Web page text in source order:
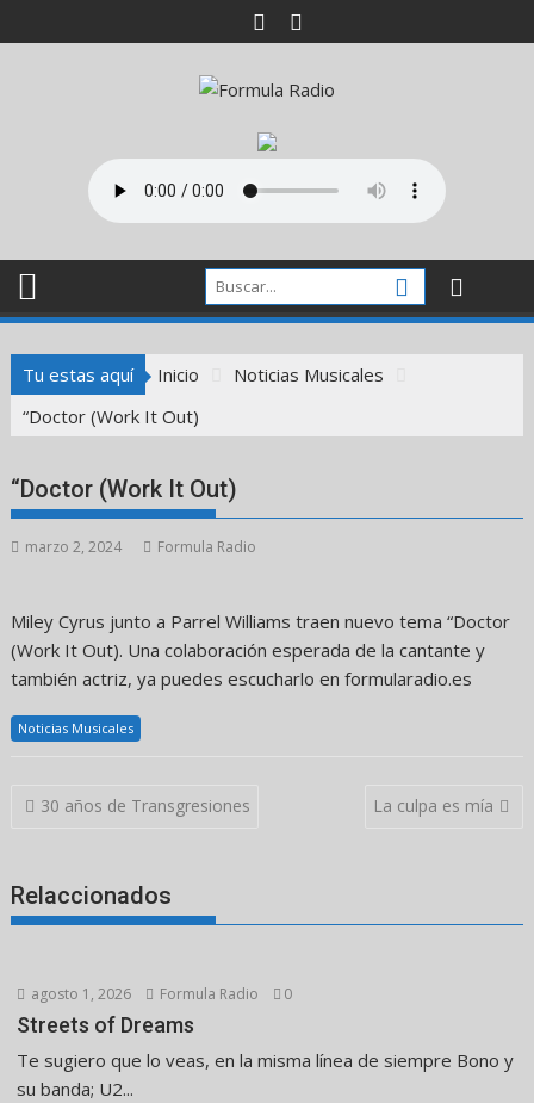
al
Tu estas aquí Inicio
Noticias Musicales
“Doctor (Work It Out)
“Doctor (Work It Out)
marzo 2, 2024 Formula Radio
Miley Cyrus junto a Parrel Williams traen nuevo tema “Doctor
(Work It Out). Una colaboración esperada de la cantante y
también actriz, ya puedes escucharlo en formularadio.es
Noticias Musicales
Navegación
30 años de Transgresiones La culpa es mía
Relaccionados
agosto 1, 2026 Formula Radio 0
Streets of Dreams
Te sugiero que lo veas, en la misma línea de siempre Bono y
su banda; U2...